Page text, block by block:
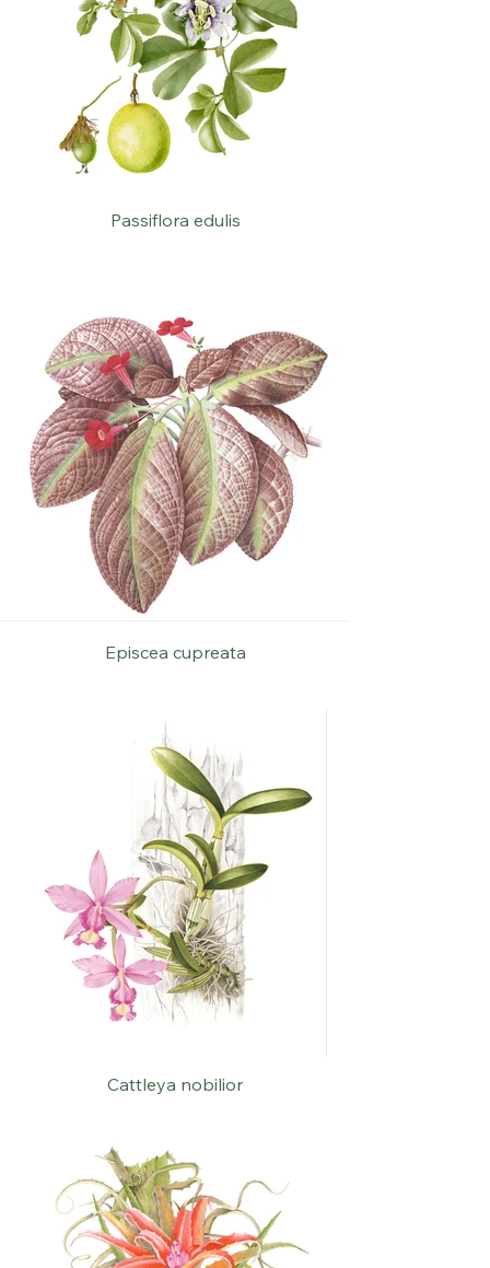
Passiflora edulis
Episcea cupreata
Cattleya nobilior